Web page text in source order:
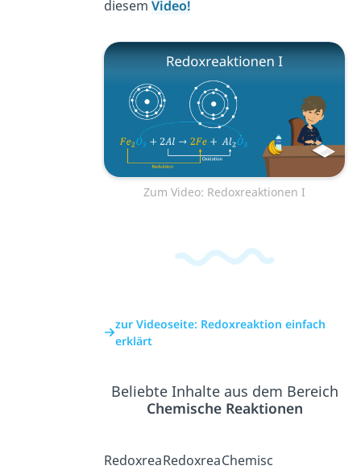
diesemVideo!
Zum Video: Redoxreaktionen I
zur Videoseite: Redoxreaktion einfach
erklärt
Beliebte Inhalte aus dem Bereich
Chemische Reaktionen
RedoxreaRedoxreaChemisc